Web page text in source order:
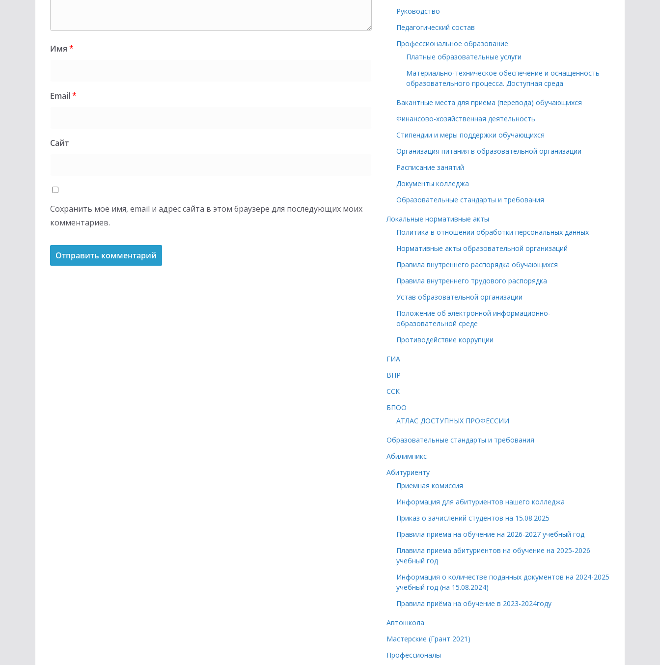
Имя *
Email*
Сайт
Сохранить моё имя, email и адрес сайта в этом браузере для последующих моих
комментариев.
Руководство
Педагогический состав
Профессиональное образование
Платные образовательные услуги
Материально-техническое обеспечение и оснащенность
образовательного процесса. Доступная среда
Вакантные места для приема (перевода) обучающихся
Финансово-хозяйственная деятельность
Стипендии и меры поддержки обучающихся
Организация питания в образовательной организации
Расписание занятий
Документы колледжа
Образовательные стандарты и требования
Локальные нормативные акты
Политика в отношении обработки персональных данных
Нормативные акты образовательной организаций
Правила внутреннего распорядка обучающихся
Правила внутреннего трудового распорядка
Устав образовательной организации
Положение об электронной информационно-
образовательной среде
Противодействие коррупции
ГИА
ВПР
ССК
БПОО
АТЛАС ДОСТУПНЫХ ПРОФЕССИИ
Образовательные стандарты и требования
Абилимпикс
Абитуриенту
Приемная комиссия
Информация для абитуриентов нашего колледжа
Приказ о зачислений студентов на 15.08.2025
Правила приема на обучение на 2026-2027 учебный год
Плавила приема абитуриентов на обучение на 2025-2026
учебный год
Информация о количестве поданных документов на 2024-2025
учебный год (на 15.08.2024)
Правила приёма на обучение в 2023-2024году
Автошкола
Мастерские (Грант 2021)
Профессионалы